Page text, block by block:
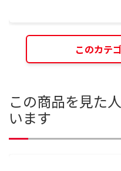
このカテ
この商品を見た
います